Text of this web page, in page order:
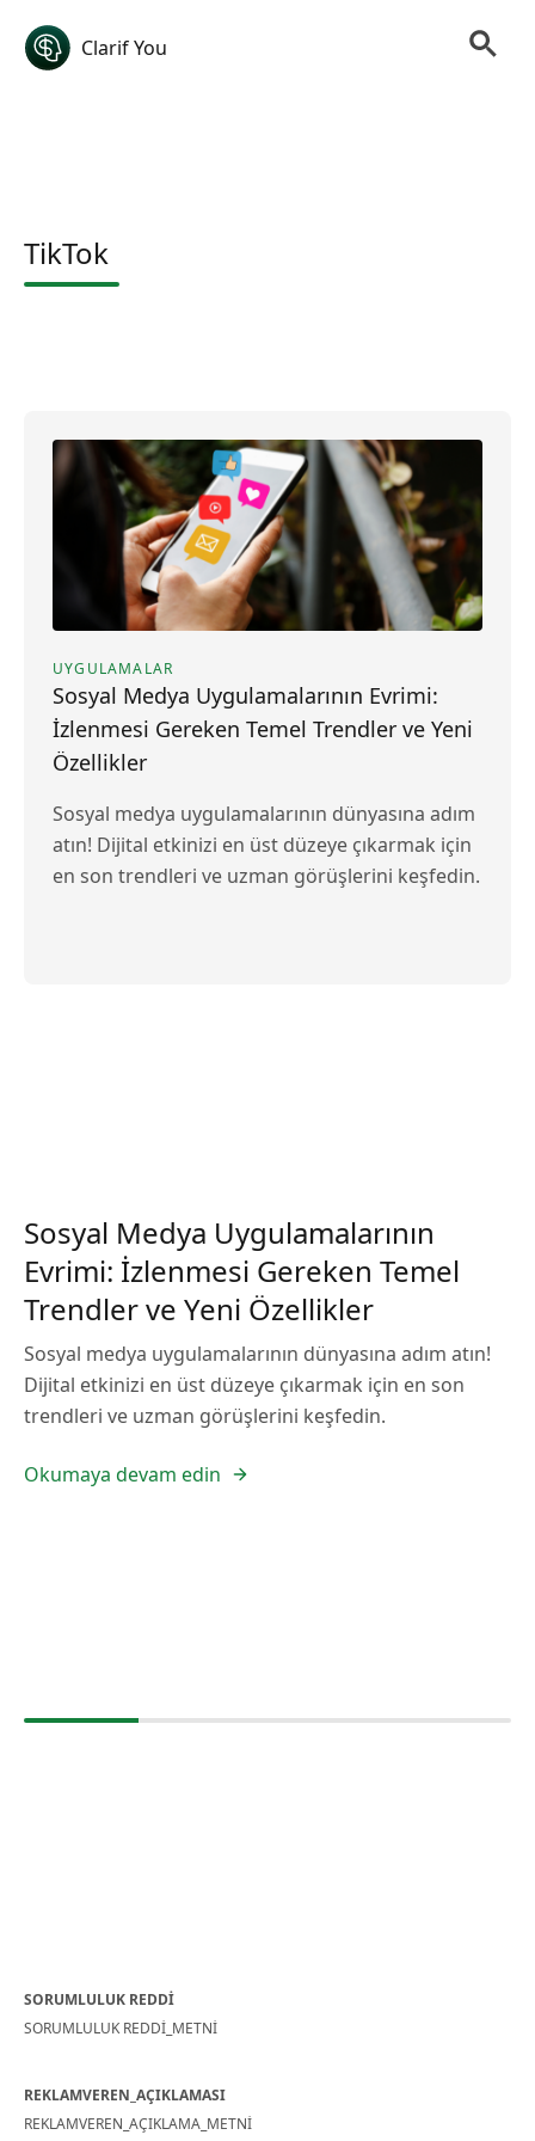
Clarif You
TikTok
UYGULAMALAR
Sosyal Medya Uygulamalarının Evrimi:
İzlenmesi Gereken Temel Trendler ve Yeni
Özellikler
Sosyal medya uygulamalarının dünyasına adım
atın! Dijital etkinizi en üst düzeye çıkarmak için
en son trendleri ve uzman görüşlerini keşfedin.
Sosyal Medya Uygulamalarının
Evrimi: İzlenmesi Gereken Temel
Trendler ve Yeni Özellikler
Sosyal medya uygulamalarının dünyasına adım atın!
Dijital etkinizi en üst düzeye çıkarmak için en son
trendleri ve uzman görüşlerini keşfedin.
Okumaya devam edin
SORUMLULUK REDDİ
SORUMLULUK REDDİ_METNİ
REKLAMVEREN_AÇIKLAMASI
REKLAMVEREN_AÇIKLAMA_METNİ